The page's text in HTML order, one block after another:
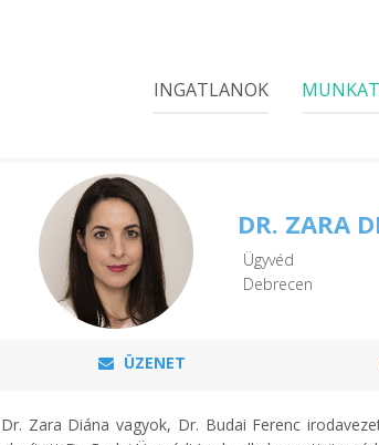
INGATLANOK
DR. ZARA
Ügyvéd
Debrecen
ÜZENET
Dr. Zara Diána vagyok, Dr. Budai Ferenc